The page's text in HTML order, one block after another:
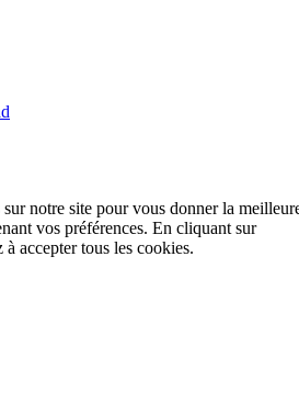
notre site pour vous donner la
vos préférences. En cliquant sur
accepter tous les cookies.